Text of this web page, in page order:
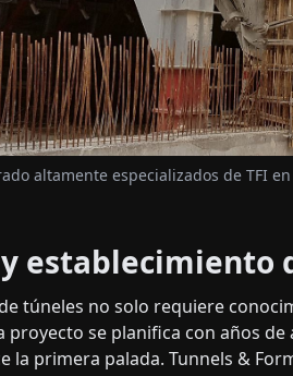
altamente especializados de TFI
establecimiento
túneles no solo requiere
proyecto se planifica con años
la primera palada. Tunnels &